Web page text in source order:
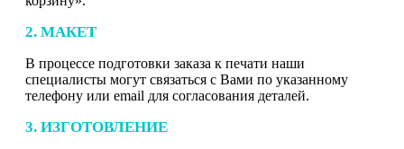
2. МАКЕТ
В процессе подготовки заказа к печати наши
специалисты могут связаться с Вами по указанному
телефону или email для согласования деталей.
3. ИЗГОТОВЛЕНИЕ